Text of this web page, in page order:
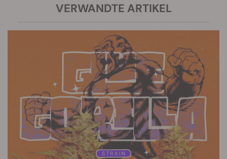
VERWANDTE ARTIKEL